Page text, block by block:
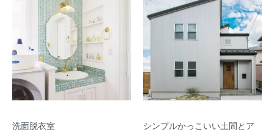
洗面脱衣室
シンプルかっこいい土間とア